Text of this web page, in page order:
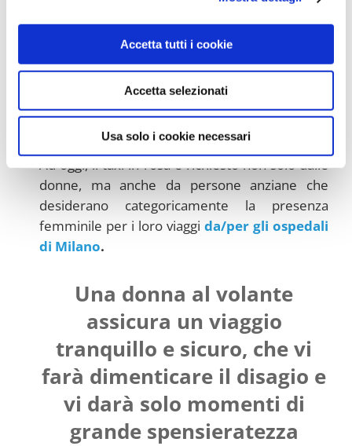
Accetta tutti i cookie
Accetta selezionati
Usa solo i cookie necessari
chiamando o scrivendo un messaggio
WhatsApp(comunicando i dati necessari per il
prelievo, l’indirizzo di destinazione, il numero
passeggeri e l’orario) potete esprimere la
vostra preferenza di autista,
avere una figura femminile ad
accompagnarvi
durante il transfer.
Ad oggi, il taxi in rosa è richiesto non solo dalle
donne, ma anche da persone anziane che
desiderano categoricamente la presenza
femminile per i loro viaggi da/per gli ospedali
di Milano.
Una donna al volante
assicura un viaggio
tranquillo e sicuro, che vi
farà dimenticare il disagio e
vi darà solo momenti di
grande spensieratezza